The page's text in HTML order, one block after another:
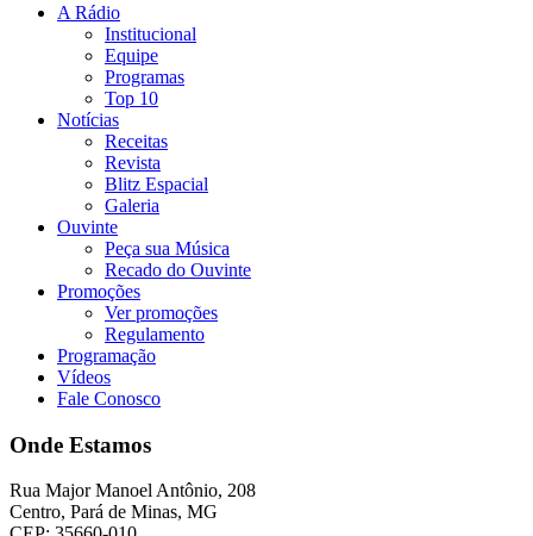
A Rádio
Institucional
Equipe
Programas
Top 10
Notícias
Receitas
Revista
Blitz Espacial
Galeria
Ouvinte
Peça sua Música
Recado do Ouvinte
Promoções
Ver promoções
Regulamento
Programação
Vídeos
Fale Conosco
Onde Estamos
Rua Major Manoel Antônio, 208
Centro, Pará de Minas, MG